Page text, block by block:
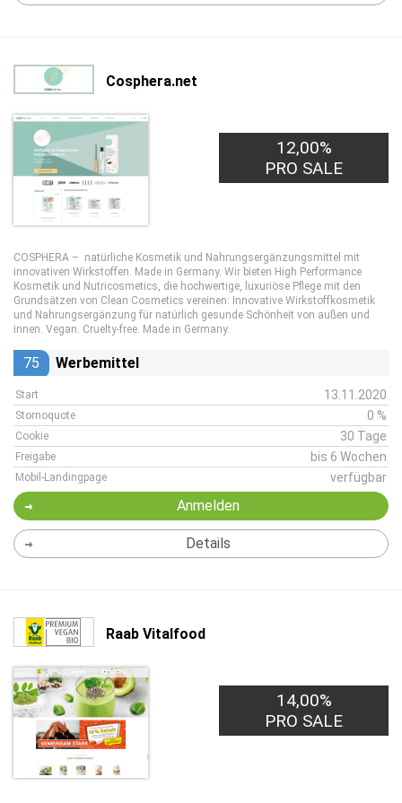
Cosphera.net
12,00%
PRO SALE
COSPHERA – natürliche Kosmetik und Nahrungsergänzungsmittel mit
innovativen Wirkstoffen. Made in Germany. Wir bieten High Performance
Kosmetik und Nutricosmetics, die hochwertige, luxuriöse Pflege mit den
Grundsätzen von Clean Cosmetics vereinen: Innovative Wirkstoffkosmetik
und Nahrungsergänzung für natürlich gesunde Schönheit von außen und
innen. Vegan. Cruelty-free. Made in Germany.
75 Werbemittel
Start 13.11.2020
Stornoquote 0 %
Cookie 30 Tage
Freigabe bis 6 Wochen
Mobil-Landingpage verfügbar
Anmelden
Details
Raab Vitalfood
14,00%
PRO SALE